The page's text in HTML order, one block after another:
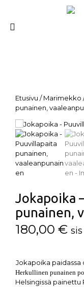
Etusivu /Marimekko
punainen,
Jokapoika
punainen,
180,00 €
Jokapoika paidassa
Herkullinen punainen
Helsingissä painettu